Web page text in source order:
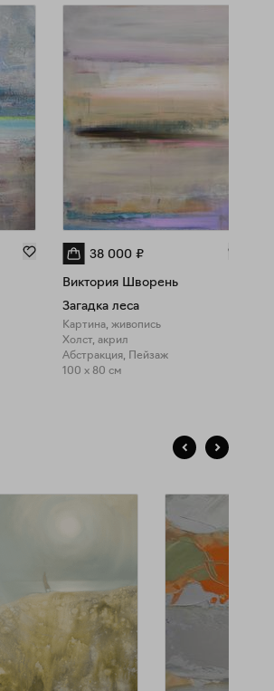
38 000 ₽
Виктория Шворень
Загадка леса
Картина, живопись
Холст, акрил
Абстракция, Пейзаж
100 x 80 см